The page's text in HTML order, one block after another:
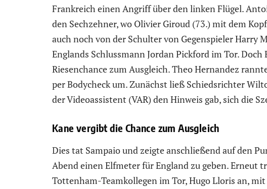
Frankreich einen Angriff über den linken Flügel.
den Sechzehner, wo Olivier Giroud (73.) mit dem
auch noch von der Schulter von Gegenspieler Harry
Englands Schlussmann Jordan Pickford im Tor.
Riesenchance zum Ausgleich. Theo Hernandez
per Bodycheck um. Zunächst ließ Schiedsrichter
der Videoassistent (VAR) den Hinweis gab, sich die
Kane vergibt die Chance zum Ausgleich
Dies tat Sampaio und zeigte anschließend auf den
Abend einen Elfmeter für England zu geben. Erneut
Tottenham-Teamkollegen im Tor, Hugo Lloris an,